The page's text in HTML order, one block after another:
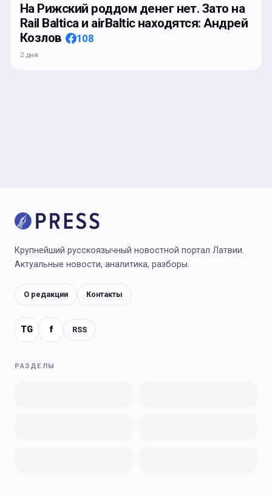
На Рижский роддом денег нет. Зато на
Rail Baltica и airBaltic находятся: Андрей
Козлов
108
2 дня
Крупнейший русскоязычный новостной портал Латвии.
Актуальные новости, аналитика, разборы.
О редакции Контакты
TG f RSS
РАЗДЕЛЫ